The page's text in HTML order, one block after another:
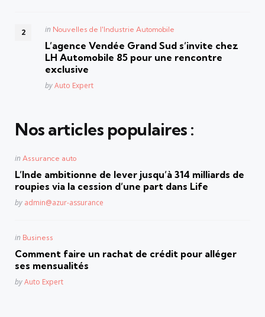
Posted
in Nouvelles de l'Industrie Automobile
L’agence Vendée Grand Sud s’invite chez
LH Automobile 85 pour une rencontre
exclusive
Posted
byAuto Expert
Nos articles populaires :
Posted
in Assurance auto
L’Inde ambitionne de lever jusqu’à 314 milliards de
roupies via la cession d’une part dans Life
Posted
by admin@azur-assurance
Posted
in Business
Comment faire un rachat de crédit pour alléger
ses mensualités
Posted
byAuto Expert